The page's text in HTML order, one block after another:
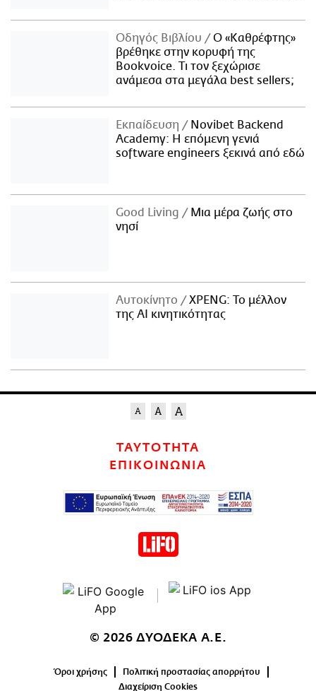
Οδηγός Βιβλίου
Ο «Καθρέφτης»
βρέθηκε στην κορυφή της
Bookvoice. Τι τον ξεχώρισε
ανάμεσα στα μεγάλα best sellers;
Εκπαίδευση
Novibet Backend
Academy: Η επόμενη γενιά
software engineers ξεκινά από εδώ
Good Living
Μια μέρα ζωής στο
νησί
Αυτοκίνητο
XPENG: Το μέλλον
της AI κινητικότητας
ΤΑΥΤΟΤΗΤΑ
ΕΠΙΚΟΙΝΩΝΙΑ
© 2026 ΔΥΟΔΕΚΑ Α.Ε.
Όροι χρήσης
Πολιτική προστασίας απορρήτου
Διαχείριση Cookies